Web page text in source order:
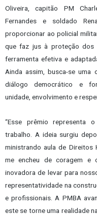
Oliveira, capitão PM
Fernandes e soldado
proporcionar ao policial
que faz jus à proteção dos
ferramenta efetiva e
Ainda assim, busca-se uma
diálogo democrático e
unidade, envolvimento e
“Esse prêmio representa
trabalho. A ideia surgiu
ministrando aula de Direitos
me encheu de coragem e
inovadora de levar para
representatividade na
e profissionais. A PMBA
este se torne uma realidade